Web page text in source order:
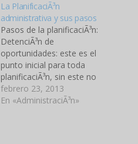
La PlanificaciÃ³n
administrativa y sus pasos
Pasos de la planificaciÃ³n:
DetenciÃ³n de
oportunidades: este es el
punto inicial para toda
planificaciÃ³n, sin este no
existe planificaciÃ³n.
RealizÃ¡ndose un esquema
febrero 23, 2013
En «AdministraciÃ³n»